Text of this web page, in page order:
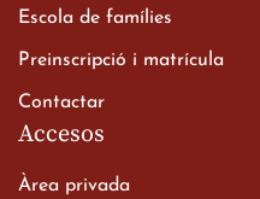
Batxillerat
Escola de famílies
Preinscripció i matrícula
Contactar
Accesos
Àrea privada